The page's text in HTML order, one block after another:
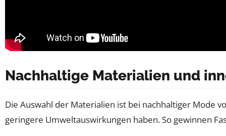
Nachhaltige Materialien und
Die Auswahl der Materialien ist bei nachhaltiger Mode
geringere Umweltauswirkungen haben. So gewinnen